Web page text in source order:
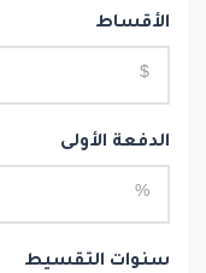
الأقساط
الدفعة الأولى
سنوات التقسيط